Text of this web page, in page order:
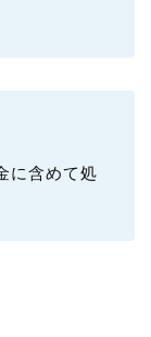
に含めて処